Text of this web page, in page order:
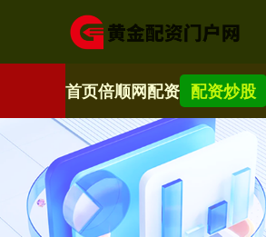
首页倍顺网配资 配资炒股